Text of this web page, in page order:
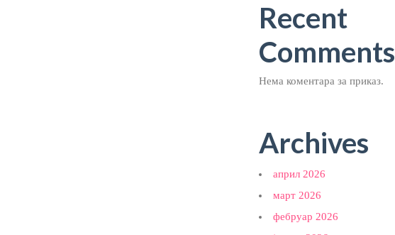
Recent
Comments
Нема коментара за приказ.
Archives
април 2026
март 2026
фебруар 2026